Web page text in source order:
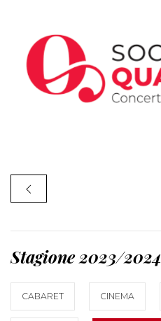
Stagione 2023/2024
CABARET CINEMA